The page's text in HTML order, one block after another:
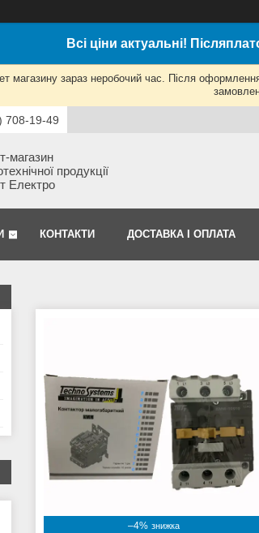
Всі ціни актуальні!
магазину зараз неробочий час. Після
708-19-49
магазин
продукції
Електро
КОНТАКТИ ДОСТАВКА І ОПЛАТА
–4%